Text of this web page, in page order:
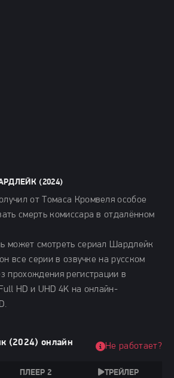
(2024)
от Томаса Кромвеля особое
смерть комиссара в отдалённом
может смотреть сериал Шардлейк
все серии в озвучке на русском
прохождения регистрации в
HD и UHD 4K на онлайн-
(2024) онлайн
ПЛЕЕР 2 ТРЕЙЛЕР
Не работает?